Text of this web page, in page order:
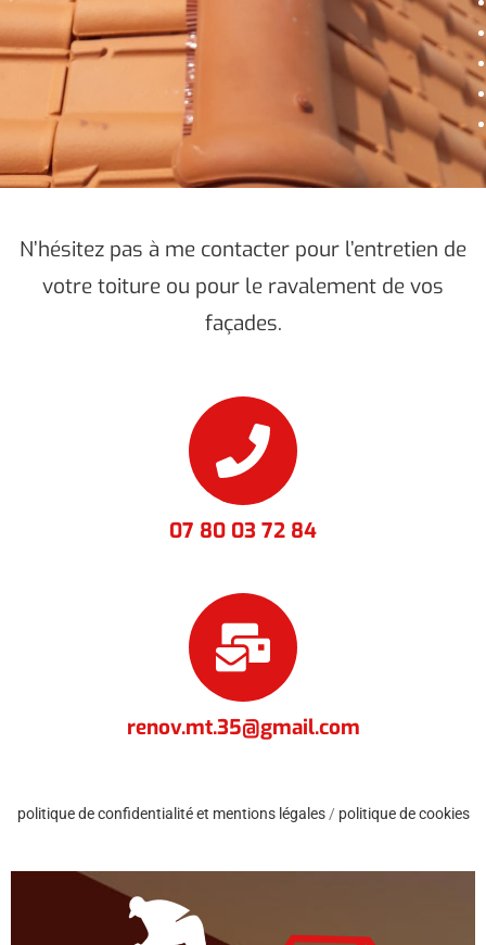
N’hésitez pas à me contacter pour l’entretien de
votre toiture ou pour le ravalement de vos
façades.
07 80 03 72 84
renov.mt.35@gmail.com
politique de confidentialité et mentions légales/ politique de cookies